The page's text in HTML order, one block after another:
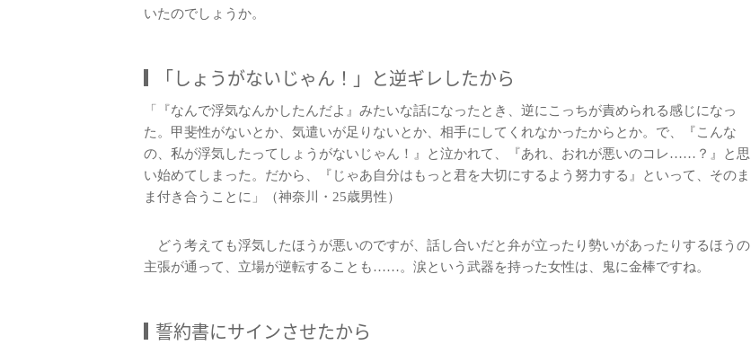
いたのでしょうか。
「しょうがないじゃん！」と逆ギレしたから
「『なんで浮気なんかしたんだよ』みたいな話になったとき、逆にこっちが責められる感じになっ
た。甲斐性がないとか、気遣いが足りないとか、相手にしてくれなかったからとか。で、『こんな
の、私が浮気したってしょうがないじゃん！』と泣かれて、『あれ、おれが悪いのコレ……？』と思
い始めてしまった。だから、『じゃあ自分はもっと君を大切にするよう努力する』といって、そのま
ま付き合うことに」（神奈川・25歳男性）
どう考えても浮気したほうが悪いのですが、話し合いだと弁が立ったり勢いがあったりするほうの
主張が通って、立場が逆転することも……。涙という武器を持った女性は、鬼に金棒ですね。
誓約書にサインさせたから